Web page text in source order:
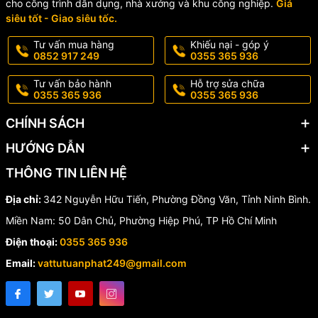
Sản phẩm thích hợp sử dụng trong:
Nhà bếp hộ gia đình
Chung cư, căn hộ cao cấp
Quán ăn, nhà hàng
Khu vực rửa tay công cộng, pantry văn phòng
🏅 Cam kết từ WUFENG
✔ Sản phẩm đạt tiêu chuẩn quốc tế CSA, UPC (Mỹ – Canada)
✔ Nhà máy đạt ISO 9001:2015
✔ 100% chính hãng – Bảo hành 12 tháng
✔ Đảm bảo chất lượng đồng đều – An toàn cho sức khỏe – Bền bỉ
với thời gian
📞 Liên hệ đặt hàng
cho công trình dân dụng, nhà xưởng và khu công nghiệp. Giá
siêu tốt - Giao siêu tốc.
Tư vấn mua hàng
0852 917 249
Khiếu nại - góp ý
0355 365 936
Tư vấn bảo hành
0355 365 936
Hỗ trợ sửa chữa
0355 365 936
CHÍNH SÁCH
HƯỚNG DẪN
THÔNG TIN LIÊN HỆ
Địa chỉ: 342 Nguyễn Hữu Tiến, Phường Đồng Văn, Tỉnh Ninh Bình.
Miền Nam: 50 Dân Chủ, Phường Hiệp Phú, TP Hồ Chí Minh
Điện thoại:0355 365 936
Email:vattutuanphat249@gmail.com